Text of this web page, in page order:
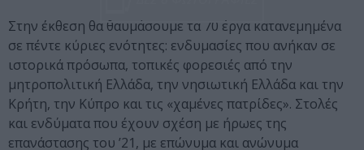
Στην έκθεση θα θαυμάσουμε τα 70 έργα κατανεμημένα
σε πέντε κύριες ενότητες: ενδυμασίες που ανήκαν σε
ιστορικά πρόσωπα, τοπικές φορεσιές από την
μητροπολιτική Ελλάδα, την νησιωτική Ελλάδα και την
Κρήτη, την Κύπρο και τις «χαμένες πατρίδες». Στολές
και ενδύματα που έχουν σχέση με ήρωες της
επανάστασης του ’21, με επώνυμα και ανώνυμα